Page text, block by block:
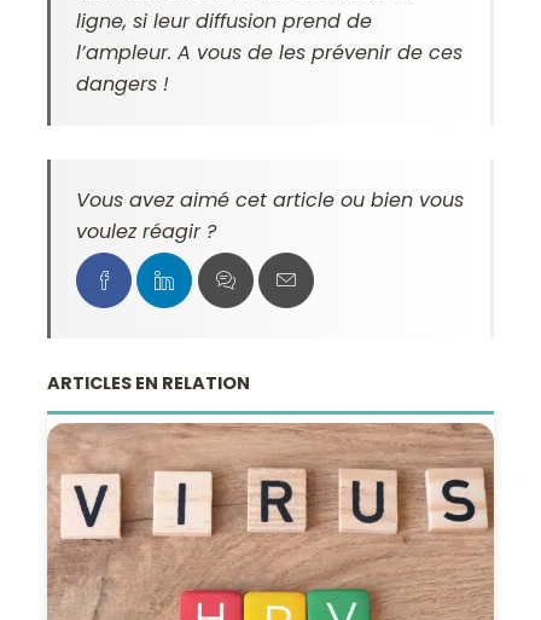
ligne, si leur diffusion prend de
l’ampleur. A vous de les prévenir de ces
dangers !
Vous avez aimé cet article ou bien vous
voulez réagir ?
ARTICLES EN RELATION